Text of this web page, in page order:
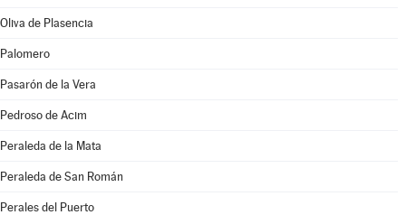
Oliva de Plasencia
Palomero
Pasarón de la Vera
Pedroso de Acim
Peraleda de la Mata
Peraleda de San Román
Perales del Puerto